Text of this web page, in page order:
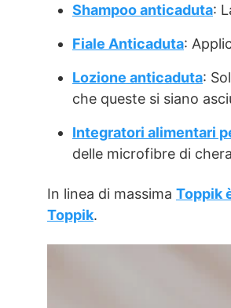
Shampoo anticaduta:
Fiale Anticaduta:
Lozione anticaduta:
che queste si siano
Integratori alimentari
delle microfibre di
In linea di massima Toppik
Toppik.